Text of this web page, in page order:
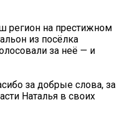
регион на престижном
из посёлка
за неё — и
за добрые слова, за
Наталья в своих